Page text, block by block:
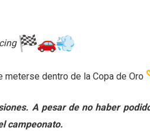
dentro de la Copa de Oro
A pesar de no haber
campeonato.